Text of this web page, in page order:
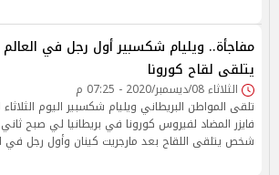
مفاجأة.. ويليام شكسبير أول رجل في العالم
يتلقى لقاح كورونا
الثلاثاء 08/ديسمبر/2020 - 07:25 م
تلقى المواطن البريطاني ويليام شكسبير اليوم الثلاثاء
فايزر المضاد لفيروس كورونا في بريطانيا لي صبح ثاني
شخص يتلقى اللقاح بعد مارجريت كينان وأول رجل في